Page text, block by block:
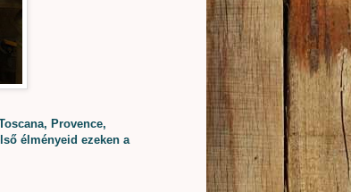
Provence,
élményeid ezeken a